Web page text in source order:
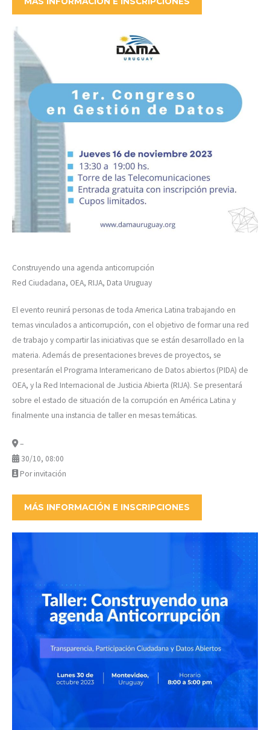
Construyendo una agenda anticorrupción
Red Ciudadana, OEA, RIJA, Data Uruguay
El evento reunirá personas de toda America Latina trabajando en
temas vinculados a anticorrupción, con el objetivo de formar una red
de trabajo y compartir las iniciativas que se están desarrollado en la
materia. Además de presentaciones breves de proyectos, se
presentarán el Programa Interamericano de Datos abiertos (PIDA) de
OEA, y la Red Internacional de Justicia Abierta (RIJA). Se presentará
sobre el estado de situación de la corrupción en América Latina y
finalmente una instancia de taller en mesas temáticas.
–
30/10, 08:00
Por invitación
MÁS INFORMACIÓN E INSCRIPCIONES